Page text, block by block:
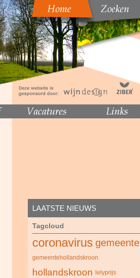
LAATSTE NIEUWS
Tagcloud
coronavirus gemeente
gemeentehollandskroon
hollandskroon lelyprijs